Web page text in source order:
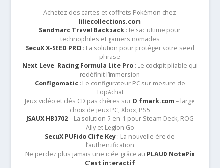
Achetez des cartes et coffrets Pokémon chez
liliecollections.com
Sandmarc Travel Backpack : le sac ultime pour
technophiles et gamers nomades
SecuX X-SEED PRO : La solution pour protéger votre seed
phrase
Next Level Racing Formula Lite Pro: Le cockpit pliable qui
redéfinit l’immersion
Configomatic: Le configurateur PC sur mesure de
TopAchat
Jeux vidéo et clés CD pas chères sur Difmark.com – large
choix de jeux PC, Xbox, PS5
JSAUX HB0702– La solution 7-en-1 pour Steam Deck, ROG
Ally et Legion Go
SecuX PUFido Clife Key : La nouvelle ère de
l’authentification
Ne perdez plus jamais une idée grâce au PLAUD NotePin
C’est interactif